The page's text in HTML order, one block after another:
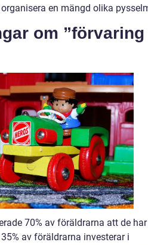
en mängd olika
om ”förvaring
70% av föräldrarna att de
av föräldrarna investerar i